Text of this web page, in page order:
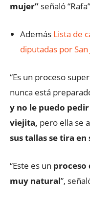
mujer” señaló
Además Lista de
diputadas por
“Es un proceso
nunca está
y no le puedo
viejita, pero ella se
sus tallas se tira
“Este es un proceso
muy natural”,